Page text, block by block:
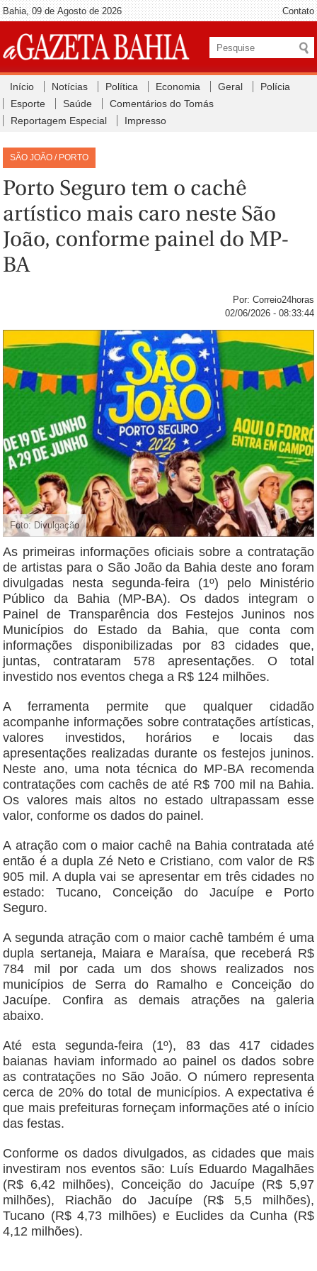
Bahia, 09 de Agosto de 2026 Contato
Início Notícias Política Economia Geral
Polícia
Esporte
Saúde
Comentários do Tomás
Reportagem Especial
Impresso
SÃO JOÃO / PORTO
Porto Seguro tem o cachê
artístico mais caro neste São
João, conforme painel do MP-
BA
Por: Correio24horas
02/06/2026 - 08:33:44
Foto: Divulgação
As primeiras informações oficiais sobre a contratação
de artistas para o São João da Bahia deste ano foram
divulgadas nesta segunda-feira (1º) pelo Ministério
Público da Bahia (MP-BA). Os dados integram o
Painel de Transparência dos Festejos Juninos nos
Municípios do Estado da Bahia, que conta com
informações disponibilizadas por 83 cidades que,
juntas, contrataram 578 apresentações. O total
investido nos eventos chega a R$ 124 milhões.
A ferramenta permite que qualquer cidadão
acompanhe informações sobre contratações artísticas,
valores investidos, horários e locais das
apresentações realizadas durante os festejos juninos.
Neste ano, uma nota técnica do MP-BA recomenda
contratações com cachês de até R$ 700 mil na Bahia.
Os valores mais altos no estado ultrapassam esse
valor, conforme os dados do painel.
A atração com o maior cachê na Bahia contratada até
então é a dupla Zé Neto e Cristiano, com valor de R$
905 mil. A dupla vai se apresentar em três cidades no
estado: Tucano, Conceição do Jacuípe e Porto
Seguro.
A segunda atração com o maior cachê também é uma
dupla sertaneja, Maiara e Maraísa, que receberá R$
784 mil por cada um dos shows realizados nos
municípios de Serra do Ramalho e Conceição do
Jacuípe. Confira as demais atrações na galeria
abaixo.
Até esta segunda-feira (1º), 83 das 417 cidades
baianas haviam informado ao painel os dados sobre
as contratações no São João. O número representa
cerca de 20% do total de municípios. A expectativa é
que mais prefeituras forneçam informações até o início
das festas.
Conforme os dados divulgados, as cidades que mais
investiram nos eventos são: Luís Eduardo Magalhães
(R$ 6,42 milhões), Conceição do Jacuípe (R$ 5,97
milhões), Riachão do Jacuípe (R$ 5,5 milhões),
Tucano (R$ 4,73 milhões) e Euclides da Cunha (R$
4,12 milhões).